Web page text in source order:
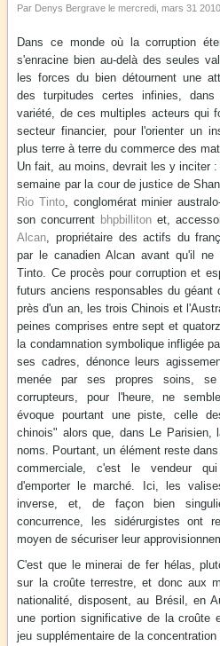
Par Denys Bergrave lemercredi, mars 31 2010
Dans ce monde où la corruption
s'enracine bien au-delà des seules
les forces du bien détournent une
des turpitudes certes infinies,
variété, de ces multiples acteurs qui
secteur financier, pour l'orienter un
plus terre à terre du commerce des
Un fait, au moins, devrait les y inciter
semaine par la cour de justice de
Rio Tinto, conglomérat minier
son concurrent bhpbilliton et,
Alcan, propriétaire des actifs du
par le canadien Alcan avant qu'il ne
Tinto. Ce procès pour corruption et
futurs anciens responsables du géant
près d'un an, les trois Chinois et
peines comprises entre sept et
la condamnation symbolique infligée
ses cadres, dénonce leurs
menée par ses propres soins,
corrupteurs, pour l'heure, ne
évoque pourtant une piste, celle
chinois" alors que, dans Le Parisien,
noms. Pourtant, un élément reste
commerciale, c'est le vendeur
d'emporter le marché. Ici, les
inverse, et, de façon bien
concurrence, les sidérurgistes ont
moyen de sécuriser leur
C'est que le minerai de fer hélas,
sur la croûte terrestre, et donc aux
nationalité, disposent, au Brésil, en
une portion significative de la croûte
jeu supplémentaire de la